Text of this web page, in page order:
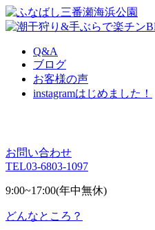
Q&A
ブログ
お客様の声
instagramはじめました！
お問い合わせ
TEL03-6803-1097
9:00~17:00(年中無休)
どんなところ？